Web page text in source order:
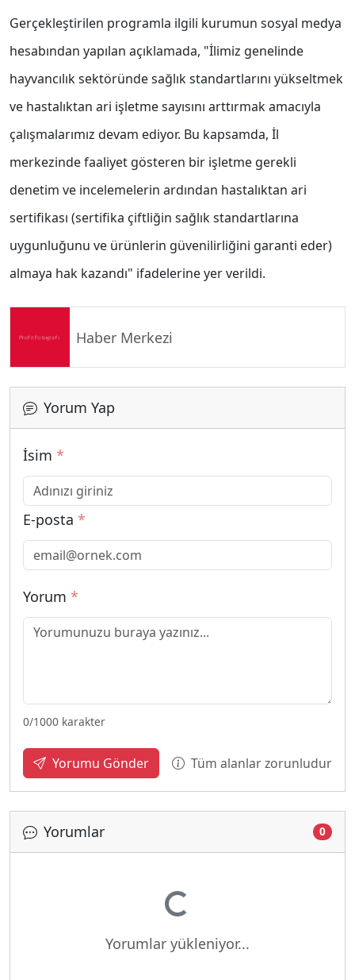
Gerçekleştirilen programla ilgili kurumun sosyal medya
hesabından yapılan açıklamada, "İlimiz genelinde
hayvancılık sektöründe sağlık standartlarını yükseltmek
ve hastalıktan ari işletme sayısını arttırmak amacıyla
çalışmalarımız devam ediyor. Bu kapsamda, İl
merkezinde faaliyet gösteren bir işletme gerekli
denetim ve incelemelerin ardından hastalıktan ari
sertifikası (sertifika çiftliğin sağlık standartlarına
uygunluğunu ve ürünlerin güvenilirliğini garanti eder)
almaya hak kazandı" ifadelerine yer verildi.
Haber Merkezi
Yorum Yap
İsim *
E-posta *
Yorum *
0/1000 karakter
Yorumu Gönder Tüm alanlar zorunludur
Yorumlar 0
Yükleniyor...
Yorumlar yükleniyor...